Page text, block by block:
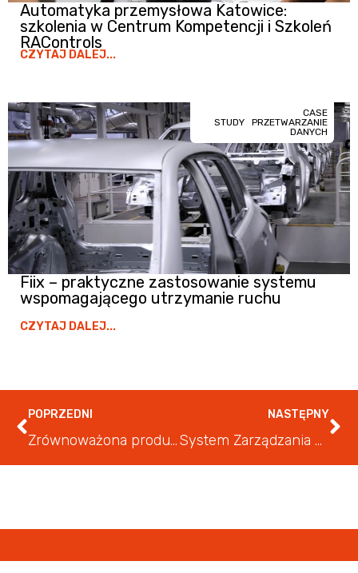
Automatyka przemysłowa Katowice:
szkolenia w Centrum Kompetencji i Szkoleń
RAControls
CZYTAJ DALEJ...
Fiix – praktyczne zastosowanie systemu
wspomagającego utrzymanie ruchu
CASE
STUDY
PRZETWARZANIE
DANYCH
CZYTAJ DALEJ...
POPRZEDNI
Zrównoważona produkcja – wyzwania i korzyści dla przemysłu
NASTĘPNY
System Zarządzania Sprężonym Powietrzem – Air Management System od SMC. Przybliżamy możliwości rozwiązania